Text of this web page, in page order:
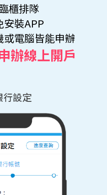
櫃排隊
安裝APP
或電腦皆能申辦
辦線上開戶